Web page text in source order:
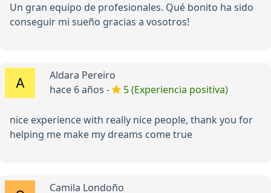
Un gran equipo de profesionales. Qué bonito ha sido
conseguir mi sueño gracias a vosotros!
Aldara Pereiro
hace 6 años -
5 (Experiencia positiva)
nice experience with really nice people, thank you for
helping me make my dreams come true
Camila Londoño